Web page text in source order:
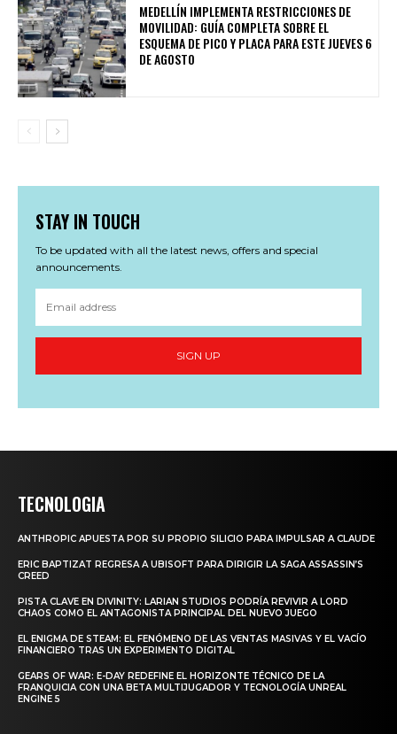
MEDELLÍN IMPLEMENTA RESTRICCIONES DE
MOVILIDAD: GUÍA COMPLETA SOBRE EL
ESQUEMA DE PICO Y PLACA PARA ESTE JUEVES 6
DE AGOSTO
STAY IN TOUCH
To be updated with all the latest news, offers and special
announcements.
SIGN UP
TECNOLOGIA
ANTHROPIC APUESTA POR SU PROPIO SILICIO PARA IMPULSAR A CLAUDE
ERIC BAPTIZAT REGRESA A UBISOFT PARA DIRIGIR LA SAGA ASSASSIN’S
CREED
PISTA CLAVE EN DIVINITY: LARIAN STUDIOS PODRÍA REVIVIR A LORD
CHAOS COMO EL ANTAGONISTA PRINCIPAL DEL NUEVO JUEGO
EL ENIGMA DE STEAM: EL FENÓMENO DE LAS VENTAS MASIVAS Y EL VACÍO
FINANCIERO TRAS UN EXPERIMENTO DIGITAL
GEARS OF WAR: E-DAY REDEFINE EL HORIZONTE TÉCNICO DE LA
FRANQUICIA CON UNA BETA MULTIJUGADOR Y TECNOLOGÍA UNREAL
ENGINE 5